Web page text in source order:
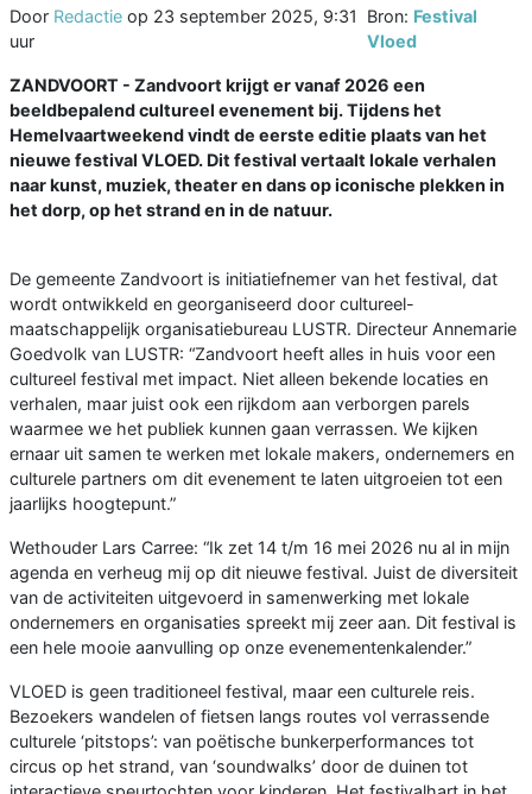
Door Redactie op 23 september 2025, 9:31
uur
Bron: Festival
Vloed
ZANDVOORT - Zandvoort krijgt er vanaf 2026 een
beeldbepalend cultureel evenement bij. Tijdens het
Hemelvaartweekend vindt de eerste editie plaats van het
nieuwe festival VLOED. Dit festival vertaalt lokale verhalen
naar kunst, muziek, theater en dans op iconische plekken in
het dorp, op het strand en in de natuur.
De gemeente Zandvoort is initiatiefnemer van het festival, dat
wordt ontwikkeld en georganiseerd door cultureel-
maatschappelijk organisatiebureau LUSTR. Directeur Annemarie
Goedvolk van LUSTR: “Zandvoort heeft alles in huis voor een
cultureel festival met impact. Niet alleen bekende locaties en
verhalen, maar juist ook een rijkdom aan verborgen parels
waarmee we het publiek kunnen gaan verrassen. We kijken
ernaar uit samen te werken met lokale makers, ondernemers en
culturele partners om dit evenement te laten uitgroeien tot een
jaarlijks hoogtepunt.”
Wethouder Lars Carree: “Ik zet 14 t/m 16 mei 2026 nu al in mijn
agenda en verheug mij op dit nieuwe festival. Juist de diversiteit
van de activiteiten uitgevoerd in samenwerking met lokale
ondernemers en organisaties spreekt mij zeer aan. Dit festival is
een hele mooie aanvulling op onze evenementenkalender.”
VLOED is geen traditioneel festival, maar een culturele reis.
Bezoekers wandelen of fietsen langs routes vol verrassende
culturele ‘pitstops’: van poëtische bunkerperformances tot
circus op het strand, van ‘soundwalks’ door de duinen tot